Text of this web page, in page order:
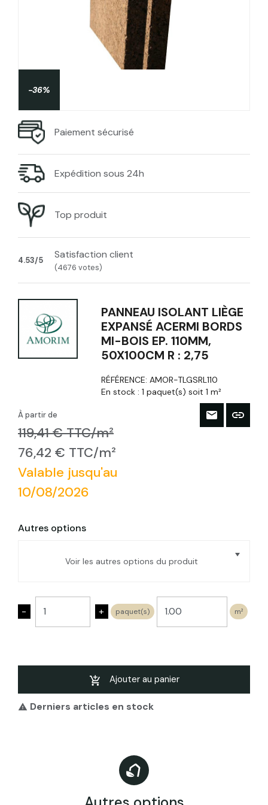
-36%
Paiement sécurisé
Expédition sous 24h
Top produit
4.53/5 Satisfaction client
(4676 votes)
PANNEAU ISOLANT LIÈGE
EXPANSÉ ACERMI BORDS
MI-BOIS EP. 110MM,
50X100CM R : 2,75
RÉFÉRENCE:AMOR-TLGSRL110
En stock :1 paquet(s) soit 1 m²
À partir de
119,41 € TTC/m²
76,42 € TTC/m²
Valable jusqu'au
10/08/2026
Autres options
Voir les autres options du produit
Panneau isolant liège expansé ACERMI
Bords mi-bois Ep. 50Mm, 50X100cm R :
1,25 (épaisseur de 50 à 300mm)
Panneau isolant liège expansé ACERMI
Bords mi-bois Ep. 60Mm, 50X100cm R :
1,5
Panneau isolant liège expansé ACERMI
Bords mi-bois Ep. 110Mm, 50X100cm R :
- + paquet(s) m²
Ajouter au panier
 Derniers articles en stock